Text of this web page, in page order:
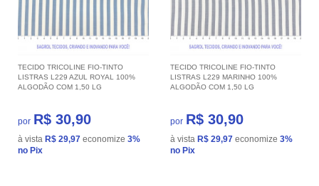
TECIDO TRICOLINE FIO-TINTO
LISTRAS L229 AZUL ROYAL 100%
ALGODÃO COM 1,50 LG
por R$ 30,90
à vista R$ 29,97 economize 3%
no Pix
TECIDO TRICOLINE FIO-TINTO
LISTRAS L229 MARINHO 100%
ALGODÃO COM 1,50 LG
por R$ 30,90
à vista R$ 29,97 economize 3%
no Pix